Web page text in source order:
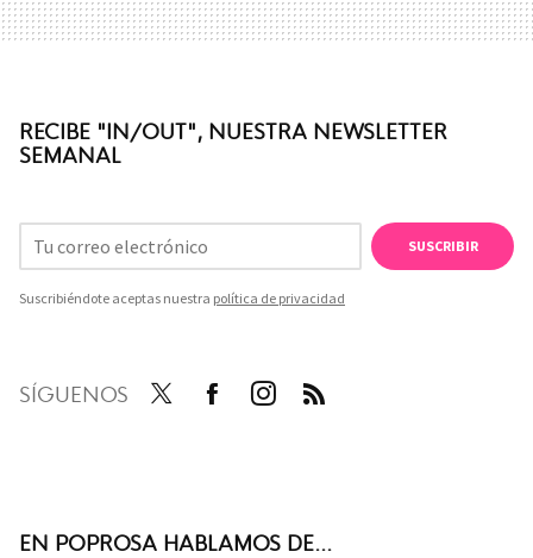
RECIBE "IN/OUT", NUESTRA NEWSLETTER
SEMANAL
SUSCRIBIR
Suscribiéndote aceptas nuestra política de privacidad
SÍGUENOS
EN POPROSA HABLAMOS DE...